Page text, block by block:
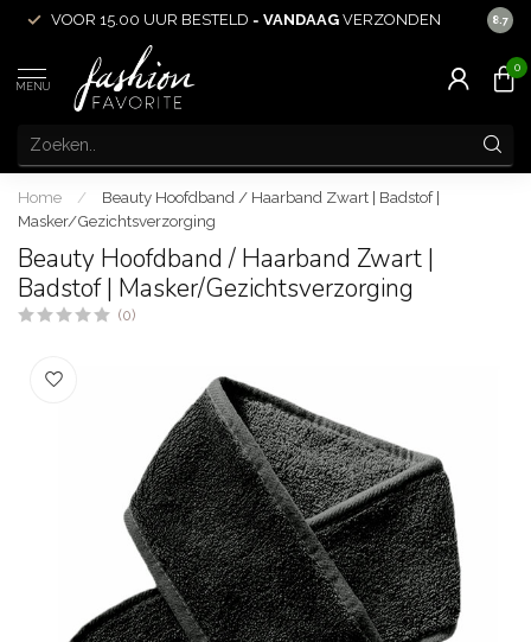
VOOR 15.00 UUR BESTELD = VANDAAG VERZONDEN 8.7
MENU
0
Home /
Beauty Hoofdband / Haarband Zwart | Badstof |
Masker/Gezichtsverzorging
Beauty Hoofdband / Haarband Zwart |
Badstof | Masker/Gezichtsverzorging
(0)